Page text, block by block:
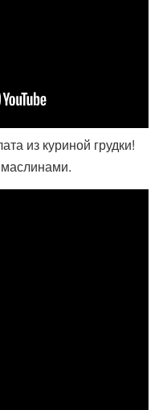
из куриной грудки!